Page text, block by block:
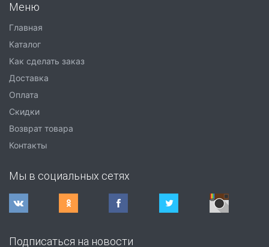
Меню
Главная
Каталог
Как сделать заказ
Доставка
Оплата
Скидки
Возврат товара
Контакты
Мы в социальных сетях
Подписаться на новости